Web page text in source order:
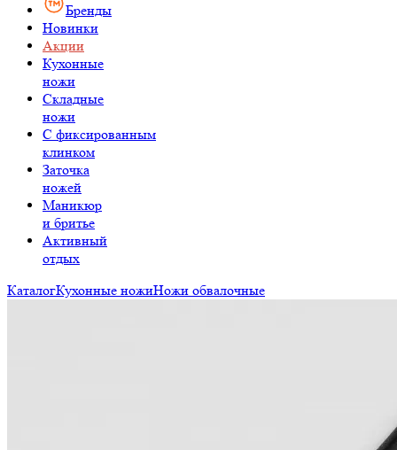
Бренды
Новинки
Акции
Кухонные
ножи
Складные
ножи
C фиксированным
клинком
Заточка
ножей
Маникюр
и бритье
Активный
отдых
КаталогКухонные ножиНожи обвалочные